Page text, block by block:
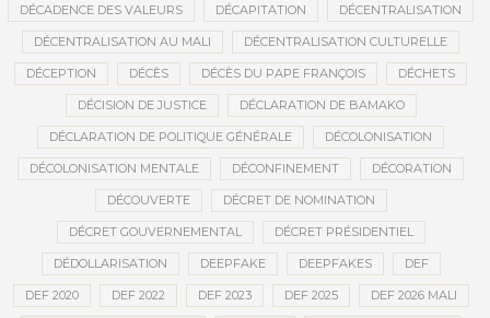
DÉCADENCE DES VALEURS DÉCAPITATION DÉCENTRALISATION
DÉCENTRALISATION AU MALI DÉCENTRALISATION CULTURELLE
DÉCEPTION DÉCÈS DÉCÈS DU PAPE FRANÇOIS DÉCHETS
DÉCISION DE JUSTICE DÉCLARATION DE BAMAKO
DÉCLARATION DE POLITIQUE GÉNÉRALE DÉCOLONISATION
DÉCOLONISATION MENTALE DÉCONFINEMENT DÉCORATION
DÉCOUVERTE DÉCRET DE NOMINATION
DÉCRET GOUVERNEMENTAL DÉCRET PRÉSIDENTIEL
DÉDOLLARISATION DEEPFAKE DEEPFAKES DEF
DEF 2020 DEF 2022 DEF 2023 DEF 2025 DEF 2026 MALI